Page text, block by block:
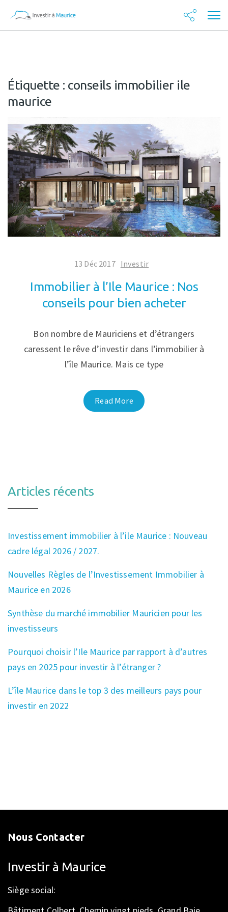
Étiquette : conseils immobilier ile
maurice
13 Déc 2017 Investir
Immobilier à l’Ile Maurice : Nos
conseils pour bien acheter
Bon nombre de Mauriciens et d’étrangers
caressent le rêve d’investir dans l’immobilier à
l’île Maurice. Mais ce type
Read More
Articles récents
Investissement immobilier à l’ile Maurice : Nouveau
cadre légal 2026 / 2027.
Nouvelles Règles de l’Investissement Immobilier à
Maurice en 2026
Synthèse du marché immobilier Mauricien pour les
investisseurs
Pourquoi choisir l’Ile Maurice par rapport à d’autres
pays en 2025 pour investir à l’étranger ?
L’île Maurice dans le top 3 des meilleurs pays pour
investir en 2022
Nous Contacter
Investir à Maurice
Siège social: